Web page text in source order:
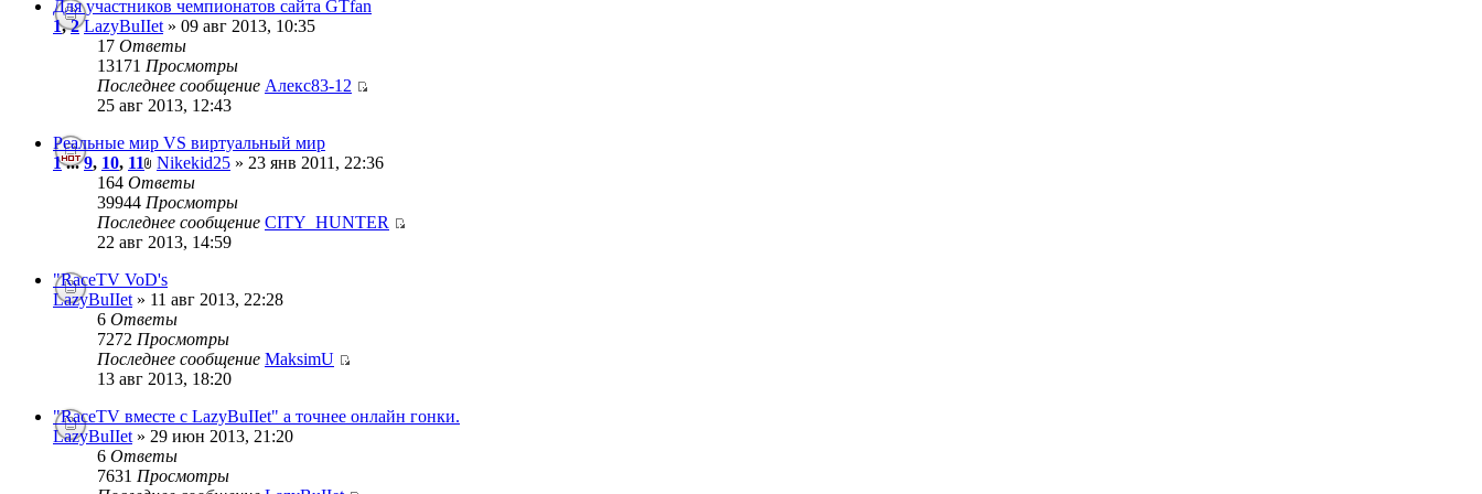
Для участников чемпионатов сайта GTfan
1,2 LazyBuIIet» 09 авг 2013, 10:35
17 Ответы
13171 Просмотры
Последнее сообщение Алекс83-12
25 авг 2013, 12:43
Реальные мир VS виртуальный мир
1...9, 10, 11 Nikekid25 » 23 янв 2011, 22:36
164 Ответы
39944 Просмотры
Последнее сообщение CITY_HUNTER
22 авг 2013, 14:59
"RaceTV VoD's
LazyBuIIet» 11 авг 2013, 22:28
6 Ответы
7272 Просмотры
Последнее сообщение MaksimU
13 авг 2013, 18:20
"RaceTV вместе с LazyBuIIet" а точнее онлайн гонки.
LazyBuIIet» 29 июн 2013, 21:20
6 Ответы
7631 Просмотры